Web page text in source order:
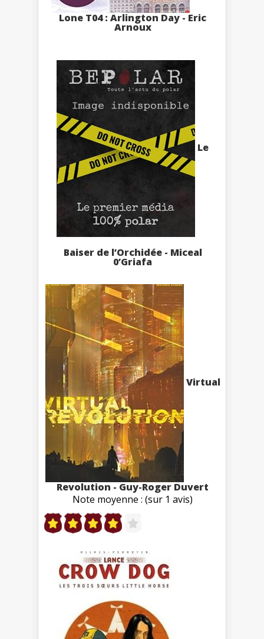
Lone T04 : Arlington Day - Eric
Arnoux
Le
Baiser de l’Orchidée - Miceal
0’Griafa
Virtual
Revolution - Guy-Roger Duvert
Note moyenne : (sur 1 avis)